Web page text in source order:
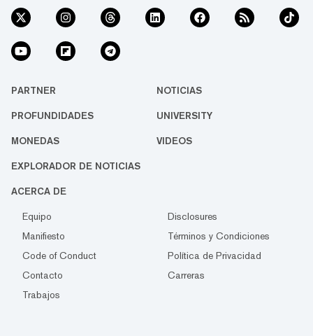
PARTNER NOTICIAS
PROFUNDIDADES UNIVERSITY
MONEDAS VIDEOS
EXPLORADOR DE NOTICIAS
ACERCA DE
Equipo
Disclosures
Manifiesto
Términos y Condiciones
Code of Conduct
Política de Privacidad
Contacto
Carreras
Trabajos